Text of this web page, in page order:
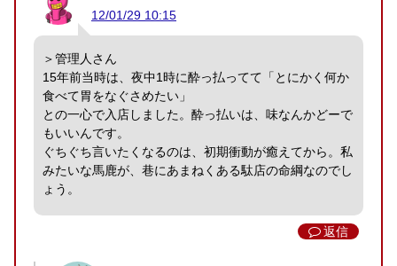
12/01/29 10:15
＞管理人さん
15年前当時は、夜中1時に酔っ払ってて「とにかく何か
食べて胃をなぐさめたい」
との一心で入店しました。酔っ払いは、味なんかどーで
もいいんです。
ぐちぐち言いたくなるのは、初期衝動が癒えてから。私
みたいな馬鹿が、巷にあまねくある駄店の命綱なのでし
ょう。
返信